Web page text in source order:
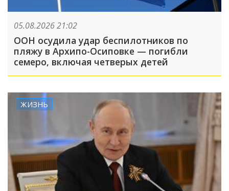
05.08.2026 21:02
ООН осудила удар беспилотников по
пляжу в Архипо-Осиповке — погибли
семеро, включая четверых детей
ЖИЗНЬ